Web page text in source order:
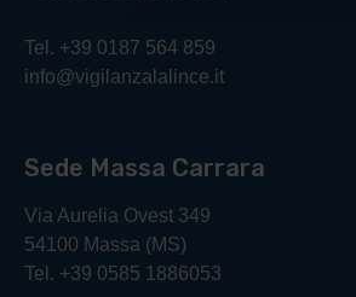
Tel. +39 0187 564 859
info@vigilanzalalince.it
Sede Massa Carrara
Via Aurelia Ovest 349
54100 Massa (MS)
Tel. +39 0585 1886053